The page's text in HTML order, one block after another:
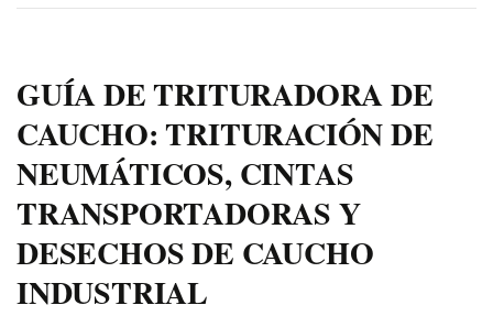
GUÍA DE TRITURADORA DE
CAUCHO: TRITURACIÓN DE
NEUMÁTICOS, CINTAS
TRANSPORTADORAS Y
DESECHOS DE CAUCHO
INDUSTRIAL